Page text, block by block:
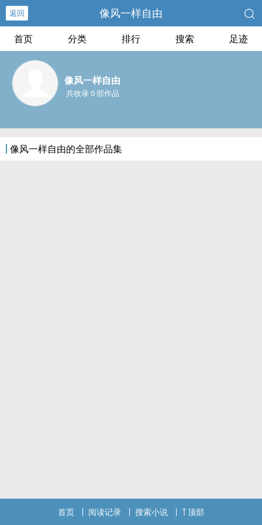
返回 像风一样自由
首页 分类 排行 搜索 足迹
像风一样自由
共收录 0 部作品
像风一样自由的全部作品集
首页 阅读记录 搜索小说 顶部